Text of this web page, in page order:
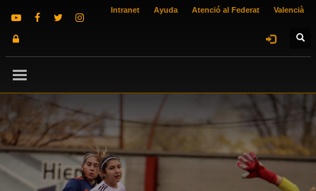
Intranet Ayuda Atenció al Federat Valencià